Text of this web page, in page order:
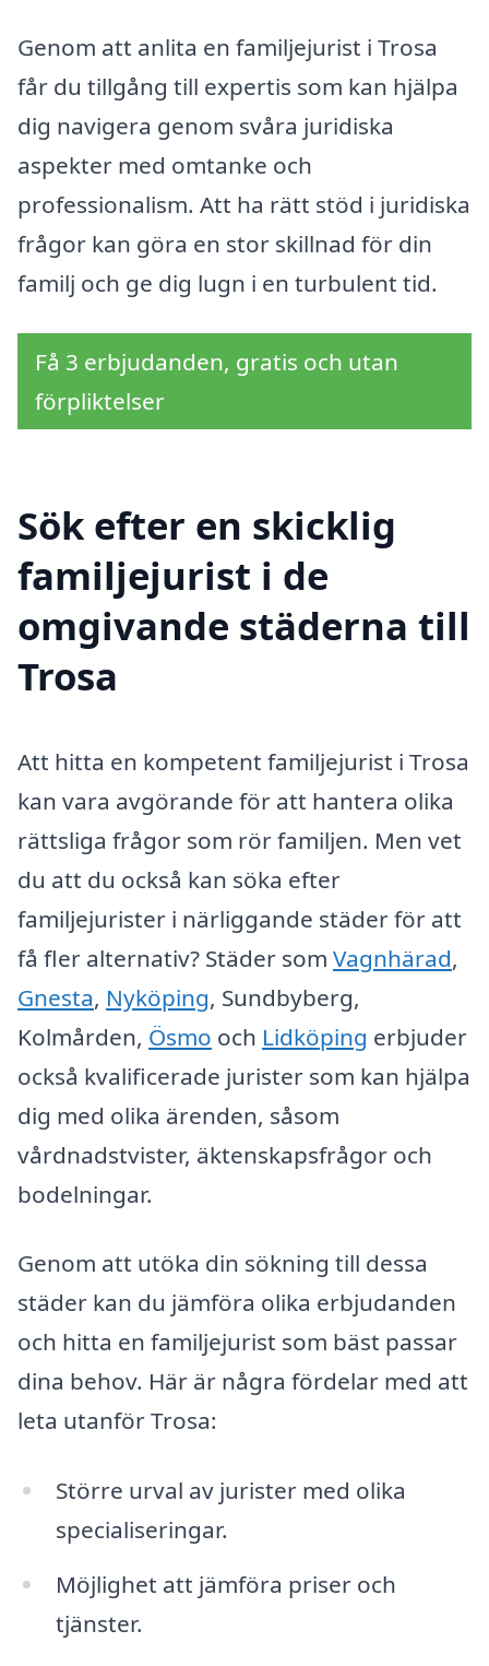
Genom att anlita en familjejurist i Trosa
får du tillgång till expertis som kan hjälpa
dig navigera genom svåra juridiska
aspekter med omtanke och
professionalism. Att ha rätt stöd i juridiska
frågor kan göra en stor skillnad för din
familj och ge dig lugn i en turbulent tid.
Få 3 erbjudanden, gratis och utan
förpliktelser
Sök efter en skicklig
familjejurist i de
omgivande städerna till
Trosa
Att hitta en kompetent familjejurist i Trosa
kan vara avgörande för att hantera olika
rättsliga frågor som rör familjen. Men vet
du att du också kan söka efter
familjejurister i närliggande städer för att
få fler alternativ? Städer som Vagnhärad,
Gnesta, Nyköping, Sundbyberg,
Kolmården, Ösmo och Lidköping erbjuder
också kvalificerade jurister som kan hjälpa
dig med olika ärenden, såsom
vårdnadstvister, äktenskapsfrågor och
bodelningar.
Genom att utöka din sökning till dessa
städer kan du jämföra olika erbjudanden
och hitta en familjejurist som bäst passar
dina behov. Här är några fördelar med att
leta utanför Trosa:
Större urval av jurister med olika
specialiseringar.
Möjlighet att jämföra priser och
tjänster.